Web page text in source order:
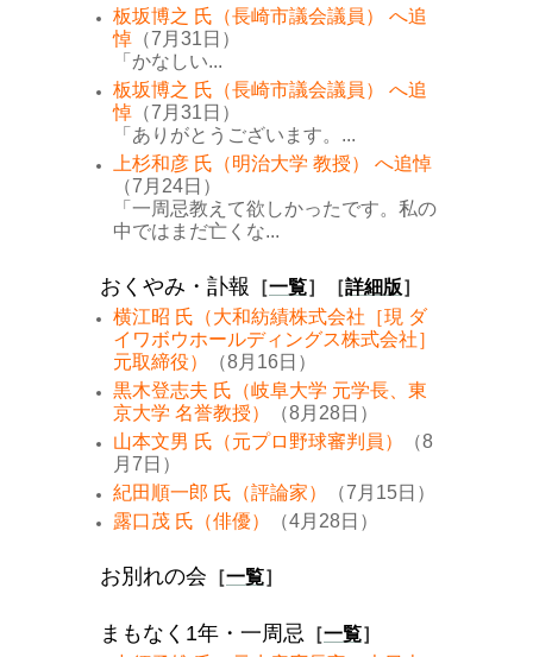
板坂博之 氏（長崎市議会議員） へ追
悼 （7月31日）
「かなしい...
板坂博之 氏（長崎市議会議員） へ追
悼 （7月31日）
「ありがとうございます。...
上杉和彦 氏（明治大学 教授） へ追悼
（7月24日）
「一周忌教えて欲しかったです。私の
中ではまだ亡くな...
おくやみ・訃報 ［一覧］［詳細版］
横江昭 氏（大和紡績株式会社［現 ダ
イワボウホールディングス株式会社］
元取締役）
（8月16日）
黒木登志夫 氏（岐阜大学 元学長、東
京大学 名誉教授）
（8月28日）
山本文男 氏（元プロ野球審判員）
（8
月7日）
紀田順一郎 氏（評論家）
（7月15日）
露口茂 氏（俳優）
（4月28日）
お別れの会 ［一覧］
まもなく1年・一周忌 ［一覧］